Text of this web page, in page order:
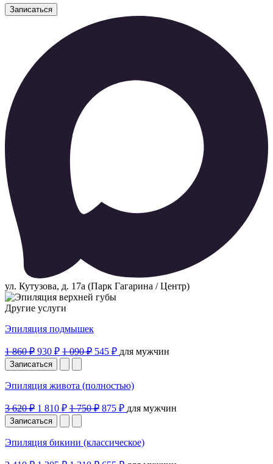
Записаться
ул. Кутузова, д. 17а (Парк Гагарина / Центр)
Другие услуги
Эпиляция подмышек
1 860 ₽ 930 ₽ 1 090 ₽ 545 ₽ для мужчин
Записаться
Эпиляция живота (полностью)
3 620 ₽ 1 810 ₽ 1 750 ₽ 875 ₽ для мужчин
Записаться
Эпиляция бикини (классическое)